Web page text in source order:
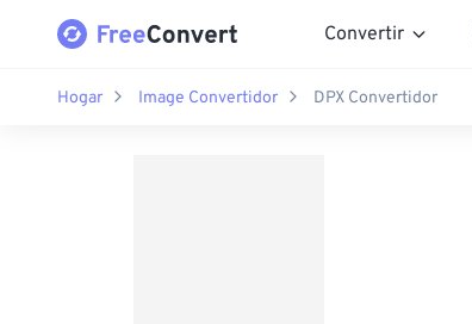
Convertir
Hogar Image Convertidor DPX Convertidor